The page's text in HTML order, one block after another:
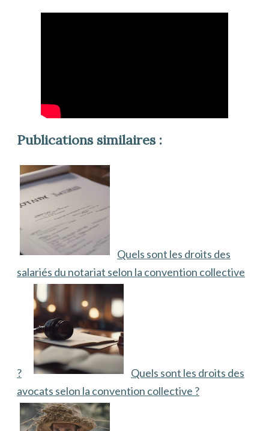
Publications similaires :
Quels sont les droits des
salariés du notariat selon la convention collective
?
Quels sont les droits des
avocats selon la convention collective ?